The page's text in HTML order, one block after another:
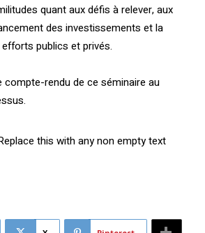
quant aux défis à relever, aux
des investissements et la
publics et privés.
compte-rendu de ce séminaire au
this with any non empty text